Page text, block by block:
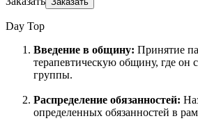
Day Top
Введение в общину: Принятие
терапевтическую общину, где он
группы.
Распределение обязанностей:
определенных обязанностей в